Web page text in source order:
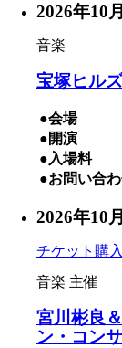
2026年10
音楽
宝塚ヒル
●会場
●開演
●入場料
●お問い合
2026年10
チケット購入
音楽 主催
宮川彬良
ン・コン